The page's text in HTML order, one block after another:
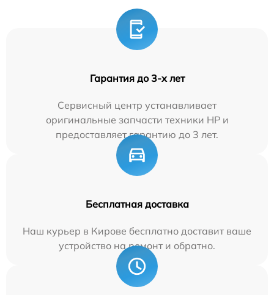
Гарантия до 3-х лет
Сервисный центр устанавливает
оригинальные запчасти техники HP и
предоставляет гарантию до 3 лет.
Бесплатная доставка
Наш курьер в Кирове бесплатно доставит ваше
устройство на ремонт и обратно.